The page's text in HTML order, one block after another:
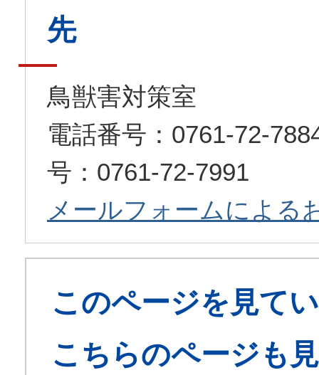
先
鳥獣害対策室
電話番号：0761-72-
号：0761-72-7991
メールフォームによる
このページを見て
こちらのページも